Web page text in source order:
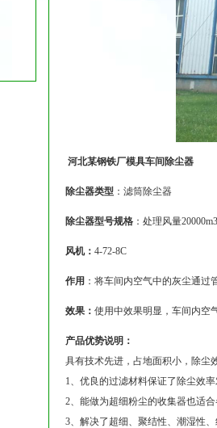
河北某钢铁厂模具车间除尘器
除尘器类型：滤筒除尘器
除尘器型号规格：处理风量
风机： 4-72-8C
作用 ：将车间内空气中的灰尘通
效果： 使用中效果明显，车间内空
产品优势说明：
具有技术先进，占地面积小，除尘
1、优良的过滤材料保证了除尘效率
2、能做为超细粉尘的收集器也适
3、解决了超细、聚结性、潮湿性